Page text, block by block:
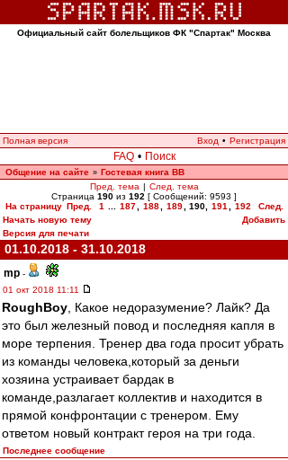
Официальный сайт болельщиков ФК "Спартак" Москва
Полная версия Вход • Регистрация
FAQ • Поиск
Общение на сайте » Гостевая книга ВВ
Пред. тема | След. тема
Страница 190 из 192 [ Сообщений: 9593 ]
На страницу Пред. 1 187 188 189 190, 191 192
След.
Начать новую тему
Добавить
Версия для печати
01.10.2018 - 31.10.2018
mp -
01 окт 2018 11:11
RoughBoy , Какое недоразумение? Лайк? Да
это был железный повод и последняя капля в
море терпения. Тренер два года просит убрать
из команды человека,который за деньги
хозяина устраивает бардак в
команде,разлагает коллектив и находится в
прямой конфронтации с тренером. Ему
ответом новый контракт героя на три года.
Последнее сообщение